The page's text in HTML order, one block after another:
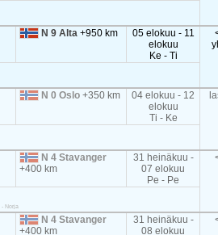
N 9 Alta+950 km
05 elokuu - 11
elokuu
Ke - Ti
N 0 Oslo+350 km
04 elokuu - 12
elokuu
Ti - Ke
N 4 Stavanger
+400 km
31 heinäkuu -
07 elokuu
Pe - Pe
- Norja
N 4 Stavanger
+400 km
31 heinäkuu -
08 elokuu